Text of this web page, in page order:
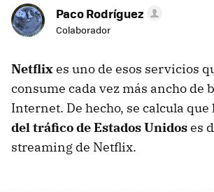
Paco Rodríguez
Colaborador
Netflixes uno de esos servicios
consume cada vez más ancho de
Internet. De hecho, se calcula que
del tráfico de Estados Unidoses
streaming de Netflix.